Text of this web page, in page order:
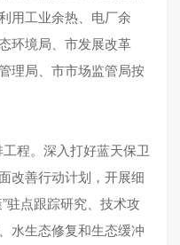
用工业余热、电厂余
环境局、市发展改革
理局、市市场监管局按
工程。深入打好蓝天保卫
改善行动计划，开展细
驻点跟踪研究、技术攻
水生态修复和生态缓冲